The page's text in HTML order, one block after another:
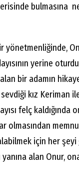
bulmasına
yönetmenliğinde,
yerine
bir adamın
sevdiği kız Keriman
felç
olmasından
için her şeyi
yanına alan Onur,